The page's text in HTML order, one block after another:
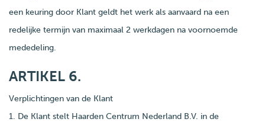
een keuring door Klant geldt het werk als aanvaard na een
redelijke termijn van maximaal 2 werkdagen na voornoemde
mededeling.
ARTIKEL 6.
Verplichtingen van de Klant
1. De Klant stelt Haarden Centrum Nederland B.V. in de